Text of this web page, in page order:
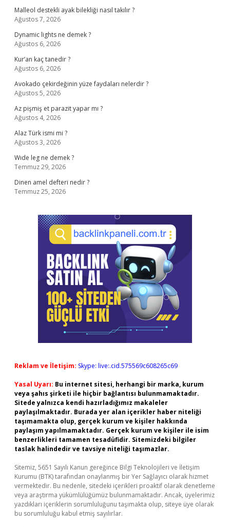
Malleol destekli ayak bilekliği nasıl takılır ?
Ağustos 7, 2026
Dynamic lights ne demek ?
Ağustos 6, 2026
Kur’an kaç tanedir ?
Ağustos 6, 2026
Avokado çekirdeğinin yüze faydaları nelerdir ?
Ağustos 5, 2026
Az pişmiş et parazit yapar mı ?
Ağustos 4, 2026
Alaz Türk ismi mi ?
Ağustos 3, 2026
Wıde leg ne demek ?
Temmuz 29, 2026
Dinen amel defteri nedir ?
Temmuz 25, 2026
Reklam ve İletişim: Skype: live:.cid.575569c608265c69
Yasal Uyarı: Bu internet sitesi, herhangi bir marka, kurum
veya şahıs şirketi ile hiçbir bağlantısı bulunmamaktadır.
Sitede yalnızca kendi hazırladığımız makaleler
paylaşılmaktadır. Burada yer alan içerikler haber niteliği
taşımamakta olup, gerçek kurum ve kişiler hakkında
paylaşım yapılmamaktadır. Gerçek kurum ve kişiler ile isim
benzerlikleri tamamen tesadüfidir. Sitemizdeki bilgiler
taslak halindedir ve tavsiye niteliği taşımazlar.
Sitemiz, 5651 Sayılı Kanun gereğince Bilgi Teknolojileri ve İletişim
Kurumu (BTK) tarafından onaylanmış bir Yer Sağlayıcı olarak hizmet
vermektedir. Bu nedenle, sitedeki içerikleri proaktif olarak denetleme
veya araştırma yükümlülüğümüz bulunmamaktadır. Ancak, üyelerimiz
yazdıkları içeriklerin sorumluluğunu taşımakta olup, siteye üye olarak
bu sorumluluğu kabul etmiş sayılırlar.